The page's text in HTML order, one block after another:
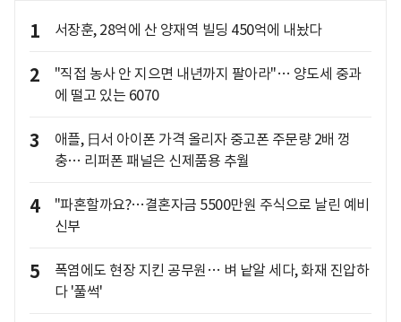
1 서장훈, 28억에 산 양재역 빌딩 450억에 내놨다
2
"직접 농사 안 지으면 내년까지 팔아라"… 양도세 중과
에 떨고 있는 6070
3
애플, 日서 아이폰 가격 올리자 중고폰 주문량 2배 껑
충… 리퍼폰 패널은 신제품용 추월
4
"파혼할까요?…결혼자금 5500만원 주식으로 날린 예비
신부
5
폭염에도 현장 지킨 공무원… 벼 낱알 세다, 화재 진압하
다 '풀썩'